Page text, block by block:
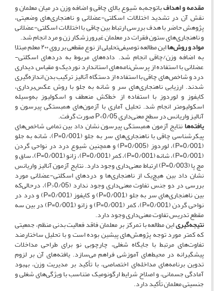
مقدمه و اهدافباتوجه‌به شیوع بالای چاقی و اضافه وزن در میان معلمان و
نقش آن در تشدید اختلالات اسکلتی-عضلانی و ناهنجاری‌های وضعیتی،
پژوهش حاضر با هدف بررسی ارتباط بین چاقی با اختلالات اسکلتی-عضلانی
و ناهنجاری‌های ستون فقرات در معلمان غیرورزشکار زن و مرد انجام شد.
مواد و روش‌ها این مطالعه توصیفی‌تحلیلی از نوع مقطعی بر روی ۲۰۰ معلم مبتلا
به اضافه وزن/چاقی انجام شد. داده‌های مربوط به دردهای اسکلتی-
عضلانی با استفاده از پرسش‌نامه‌های استاندارد نوردیک و مقیاس دیداری
درد و شاخص‌های چاقی با استفاده از دستگاه آنالیز ترکیب بدن اندازه‌گیری
شدند. ارزیابی ناهنجاری‌های سر و شانه به جلو با روش عکس‌برداری،
کایفوز و لوردوز با استفاده از خط‌کش منعطف و اسکولیوز به‌وسیله
اسکولیومتر انجام شد. تحلیل آماری با آزمون‌های همبستگی پیرسون و
آنالیز واریانس در سطح معنی‌داری 0/05>P صورت گرفت.
یافته‌هانتایج آزمون همبستگی پیرسون نشان داد بین تمامی شاخص‌های
پیکرشناسی چاقی با ناهنجاری‌های سر به جلو (0/001=P)، شانه به جلو
(0/001=P)، لوردوز (0/005=P) و همچنین شیوع درد در نواحی گردن
(0/001=P)، شانه (0/001=P)، کمر (0/001=P)، زانو (0/001=P)، ساق و
مچ پا (0/003=P) ارتباط معنی‌داری وجود دارد. نتایج آزمون آنالیز واریانس
نشان داد بین هیچ‌یک از ناهنجاری‌ها و دردهای اسکلتی-عضلانی مورد
بررسی در دو جنس تفاوت معنی‌داری وجود ندارد (0/05<P)، درحالی‌که
بین ناهنجاری‌های سر به جلو (0/001=P) و کایفوز (0/001=P) و درد در
نواحی گردن (0/001=P)، کمر (0/001=P) و زانو (0/001=P) در بین سه
مقطع تدریس تفاوت معنی‌داری وجود دارد.
نتیجه‌گیریاین مطالعه با تمرکز بر معلمان فاقد فعالیت بدنی منظم، جمعیتی
که کمتر مورد توجه پژوهش‌های پیشین بوده است و با تحلیل ساختارمند
تفاوت‌های مرتبط با جایگاه شغلی، چارچوبی نو برای طراحی مداخلات
پیشگیرانه در محیط‌های آموزشی فراهم می‌سازد. یافته‌های آن بر لزوم
تدوین برنامه‌های مداخله‌ای اختصاصی، با تأکید بر مدیریت وزن، بهبود
آمادگی جسمانی، و اصلاح شرایط ارگونومیک متناسب با ویژگی‌های شغلی و
جنسیتی معلمان تأکید دارد.